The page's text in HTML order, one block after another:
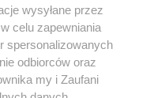
być powielany i
w jakikolwiek sposób (w tym
polu eksploatacji w
w Internecie bez pisemnej
wysyłane przez
celu zapewniania
spersonalizowanych
odbiorców oraz
my i Zaufani